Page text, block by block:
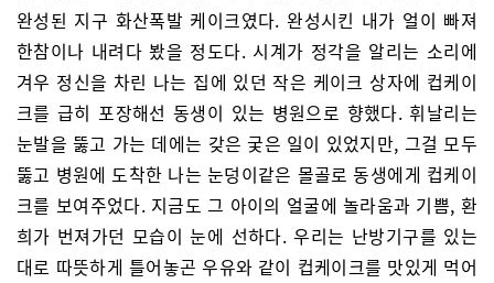
완성된 지구 화산폭발 케이크였다. 완성시킨 내가 얼이 빠져
한참이나 내려다 봤을 정도다. 시계가 정각을 알리는 소리에
겨우 정신을 차린 나는 집에 있던 작은 케이크 상자에 컵케이
크를 급히 포장해선 동생이 있는 병원으로 향했다. 휘날리는
눈발을 뚫고 가는 데에는 갖은 궂은 일이 있었지만, 그걸 모두
뚫고 병원에 도착한 나는 눈덩이같은 몰골로 동생에게 컵케이
크를 보여주었다. 지금도 그 아이의 얼굴에 놀라움과 기쁨, 환
희가 번져가던 모습이 눈에 선하다. 우리는 난방기구를 있는
대로 따뜻하게 틀어놓곤 우유와 같이 컵케이크를 맛있게 먹어